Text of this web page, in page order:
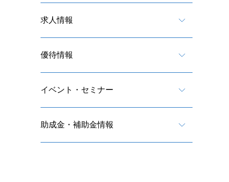
求人情報
優待情報
イベント・セミナー
助成金・補助金情報